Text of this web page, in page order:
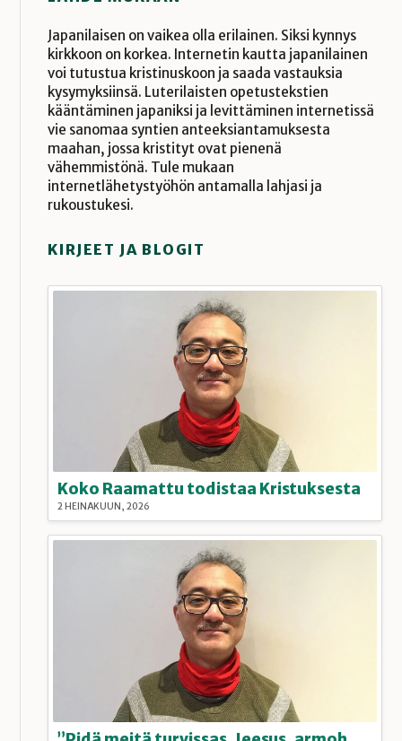
Japanilaisen on vaikea olla erilainen. Siksi kynnys
kirkkoon on korkea. Internetin kautta japanilainen
voi tutustua kristinuskoon ja saada vastauksia
kysymyksiinsä. Luterilaisten opetustekstien
kääntäminen japaniksi ja levittäminen internetissä
vie sanomaa syntien anteeksiantamuksesta
maahan, jossa kristityt ovat pienenä
vähemmistönä. Tule mukaan
internetlähetystyöhön antamalla lahjasi ja
rukoustukesi.
KIRJEET JA BLOGIT
Koko Raamattu todistaa Kristuksesta
2 HEINÄKUUN, 2026